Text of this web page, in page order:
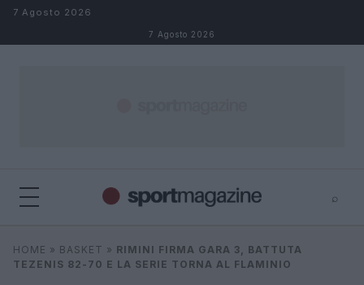
Salta al contenuto
7 Agosto 2026
7 Agosto 2026
⌕
Cerca
HOME » BASKET » RIMINI FIRMA GARA 3, BATTUTA
TEZENIS 82-70 E LA SERIE TORNA AL FLAMINIO